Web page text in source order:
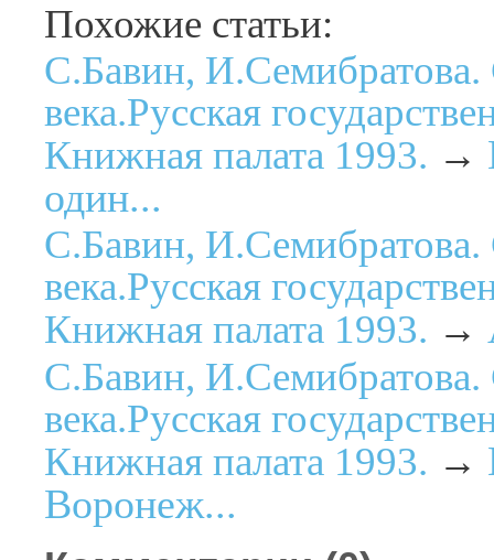
Похожие статьи:
С.Бавин, И.Семибратова.
века.Русская
Книжная палата 1993. →
один...
С.Бавин, И.Семибратова.
века.Русская
Книжная палата 1993. →
С.Бавин, И.Семибратова.
века.Русская
Книжная палата 1993. →
Воронеж...